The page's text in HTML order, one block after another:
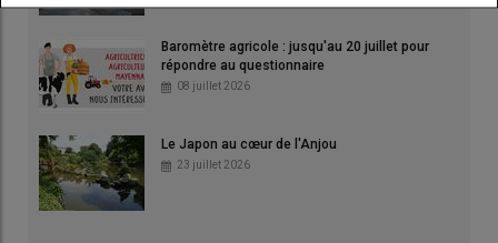
Baromètre agricole : jusqu'au 20 juillet pour
répondre au questionnaire
08 juillet 2026
Le Japon au cœur de l'Anjou
23 juillet 2026